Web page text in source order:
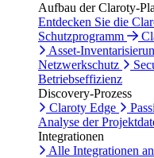
Aufbau der Claroty-
Entdecken Sie die
Schutzprogramm
Asset-
Netzwerkschutz
Betriebseffizienz
Discovery-Prozess
Claroty Edge
Analyse der
Integrationen
Alle Integrationen